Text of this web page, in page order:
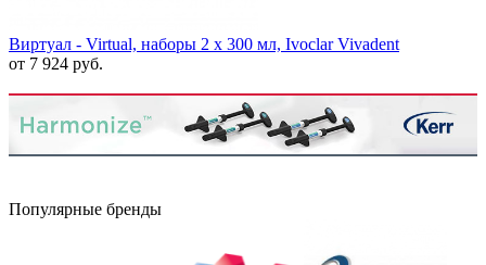
Виртуал - Virtual, наборы 2 x 300 мл, Ivoclar Vivadent
от 7 924 руб.
Популярные бренды